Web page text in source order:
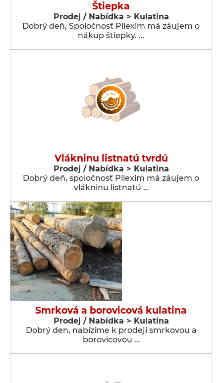
Štiepka
Prodej / Nabídka > Kulatina
Dobrý deň, Spoločnosť Pilexim má záujem o
nákup štiepky. …
Vlákninu listnatú tvrdú
Prodej / Nabídka > Kulatina
Dobrý deň, spoločnosť Pilexim má záujem o
vlákninu listnatú …
Smrková a borovicová kulatina
Prodej / Nabídka > Kulatina
Dobrý den, nabízíme k prodeji smrkovou a
borovicovou …